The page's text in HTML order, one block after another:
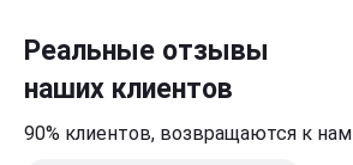
Реальные отзывы
наших клиентов
90% клиентов, возвращаются к нам